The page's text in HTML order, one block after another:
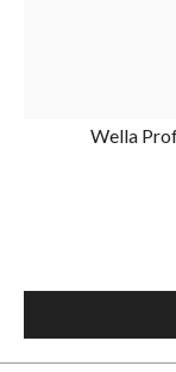
Wella